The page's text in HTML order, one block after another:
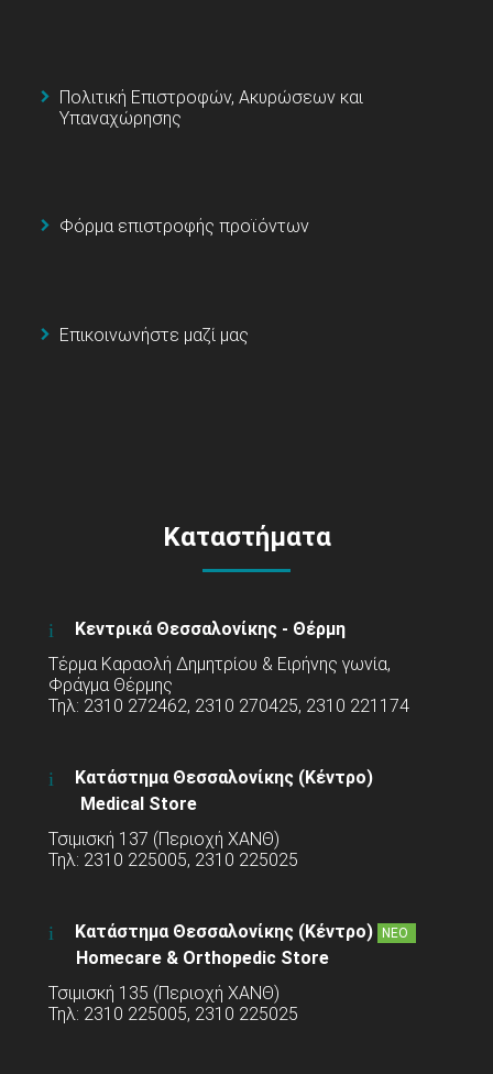
Πολιτική Επιστροφών, Ακυρώσεων και
Υπαναχώρησης
Φόρμα επιστροφής προϊόντων
Επικοινωνήστε μαζί μας
Καταστήματα
Κεντρικά Θεσσαλονίκης - Θέρμη
Τέρμα Καραολή Δημητρίου & Ειρήνης γωνία,
Φράγμα Θέρμης
Τηλ: 2310 272462, 2310 270425, 2310 221174
Κατάστημα Θεσσαλονίκης (Κέντρο)
Medical Store
Τσιμισκή 137 (Περιοχή ΧΑΝΘ)
Τηλ: 2310 225005, 2310 225025
Κατάστημα Θεσσαλονίκης (Κέντρο) ΝΕΟ
Homecare & Orthopedic Store
Τσιμισκή 135 (Περιοχή ΧΑΝΘ)
Τηλ: 2310 225005, 2310 225025